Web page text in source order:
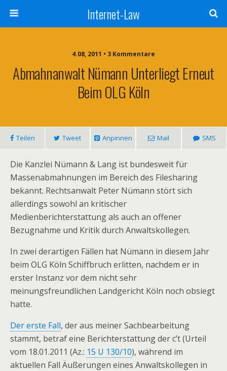
Internet-Law
4.08, 2011 • 3 Kommentare
Abmahnanwalt Nümann Unterliegt Erneut
Beim OLG Köln
Teilen Tweet Anpinnen Mail SMS
Die Kanzlei Nümann & Lang ist bundesweit für
Massenabmahnungen im Bereich des Filesharing
bekannt. Rechtsanwalt Peter Nümann stört sich
allerdings sowohl an kritischer
Medienberichterstattung als auch an offener
Bezugnahme und Kritik durch Anwaltskollegen.
In zwei derartigen Fällen hat Nümann in diesem Jahr
beim OLG Köln Schiffbruch erlitten, nachdem er in
erster Instanz vor dem nicht sehr
meinungsfreundlichen Landgericht Köln noch obsiegt
hatte.
Der erste Fall, der aus meiner Sachbearbeitung
stammt, betraf eine Berichterstattung der c’t (Urteil
vom 18.01.2011 (Az.: 15 U 130/10), während im
aktuellen Fall Äußerungen eines Anwaltskollegen in